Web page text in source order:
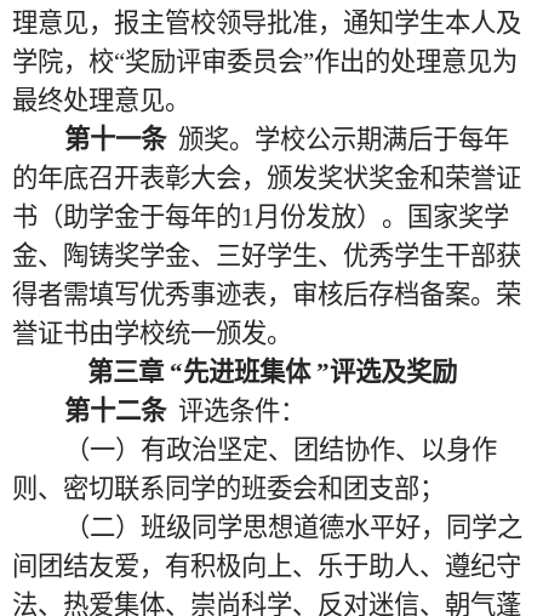
理意见，报主管校领导批准，通知学生本人及
学院，校“奖励评审委员会”作出的处理意见为
最终处理意见。
第十一条 颁奖。学校公示期满后于每年
的年底召开表彰大会，颁发奖状奖金和荣誉证
书（助学金于每年的1月份发放）。国家奖学
金、陶铸奖学金、三好学生、优秀学生干部获
得者需填写优秀事迹表，审核后存档备案。荣
誉证书由学校统一颁发。
第三章 “先进班集体 ”评选及奖励
第十二条 评选条件：
（一）有政治坚定、团结协作、以身作
则、密切联系同学的班委会和团支部；
（二）班级同学思想道德水平好，同学之
间团结友爱，有积极向上、乐于助人、遵纪守
法、热爱集体、崇尚科学、反对迷信、朝气蓬